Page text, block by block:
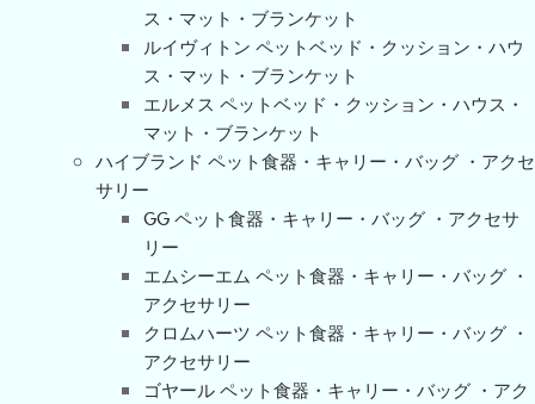
ス・マット・ブランケット
ルイヴィトン ペットベッド・クッション・ハウ
ス・マット・ブランケット
エルメス ペットベッド・クッション・ハウス・
マット・ブランケット
ハイブランド ペット食器・キャリー・バッグ ・アクセ
サリー
GG ペット食器・キャリー・バッグ ・アクセサ
リー
エムシーエム ペット食器・キャリー・バッグ ・
アクセサリー
クロムハーツ ペット食器・キャリー・バッグ ・
アクセサリー
ゴヤール ペット食器・キャリー・バッグ ・アク